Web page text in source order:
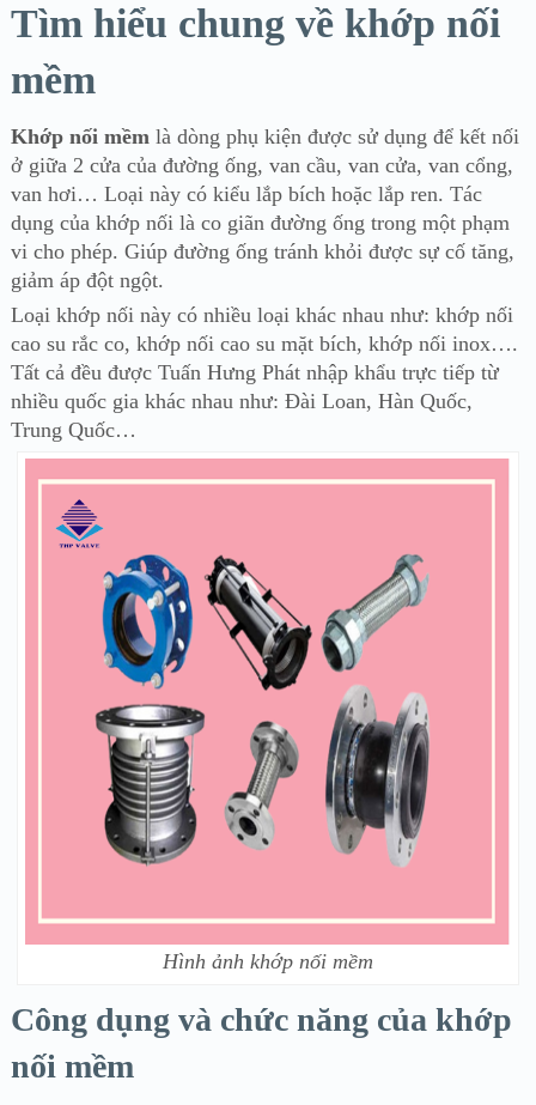
Tìm hiểu chung về khớp nối
mềm
Khớp nối mềmlà dòng phụ kiện được sử dụng để kết nối
ở giữa 2 cửa của đường ống, van cầu, van cửa, van cổng,
van hơi… Loại này có kiểu lắp bích hoặc lắp ren. Tác
dụng của khớp nối là co giãn đường ống trong một phạm
vi cho phép. Giúp đường ống tránh khỏi được sự cố tăng,
giảm áp đột ngột.
Loại khớp nối này có nhiều loại khác nhau như: khớp nối
cao su rắc co, khớp nối cao su mặt bích, khớp nối inox….
Tất cả đều được Tuấn Hưng Phát nhập khẩu trực tiếp từ
nhiều quốc gia khác nhau như: Đài Loan, Hàn Quốc,
Trung Quốc…
Hình ảnh khớp nối mềm
Công dụng và chức năng của khớp
nối mềm